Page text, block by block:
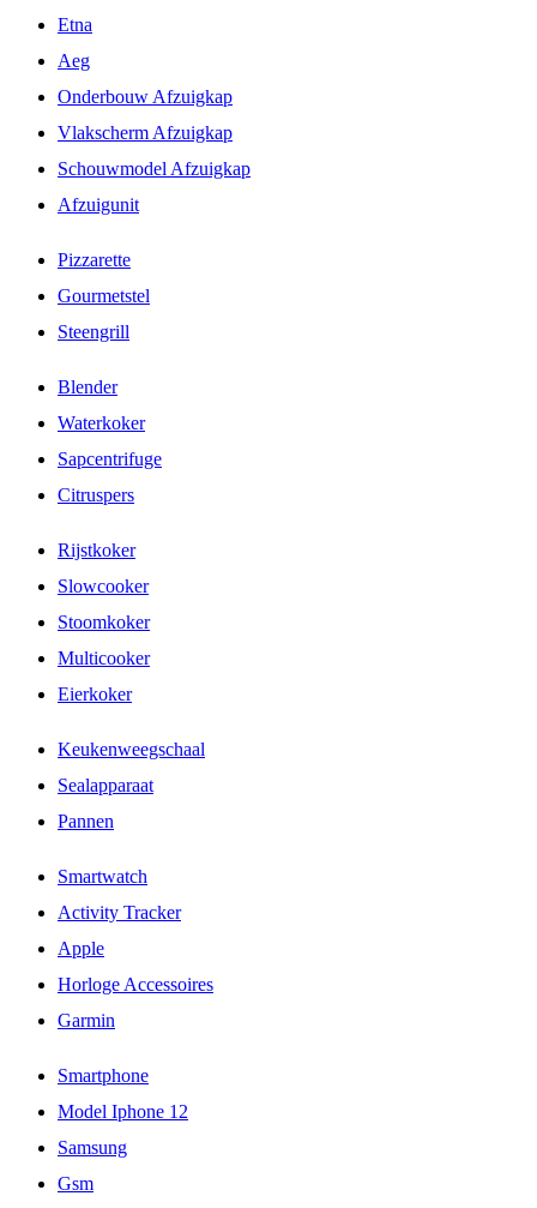
Etna
Aeg
Onderbouw Afzuigkap
Vlakscherm Afzuigkap
Schouwmodel Afzuigkap
Afzuigunit
Pizzarette
Gourmetstel
Steengrill
Blender
Waterkoker
Sapcentrifuge
Citruspers
Rijstkoker
Slowcooker
Stoomkoker
Multicooker
Eierkoker
Keukenweegschaal
Sealapparaat
Pannen
Smartwatch
Activity Tracker
Apple
Horloge Accessoires
Garmin
Smartphone
Model Iphone 12
Samsung
Gsm